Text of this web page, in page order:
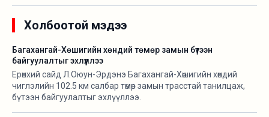
Холбоотой мэдээ
Багахангай-Хөшигийн хөндий төмөр замын бүтээн
байгуулалтыг эхлүүллээ
Ерөнхий сайд Л.Оюун-Эрдэнэ Багахангай-Хөшигийн хөндий
чиглэлийн 102.5 км салбар төмөр замын трасстай танилцаж,
бүтээн байгуулалтыг эхлүүллээ.